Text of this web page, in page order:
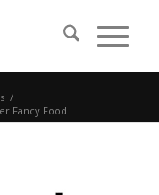
/
Fancy Food